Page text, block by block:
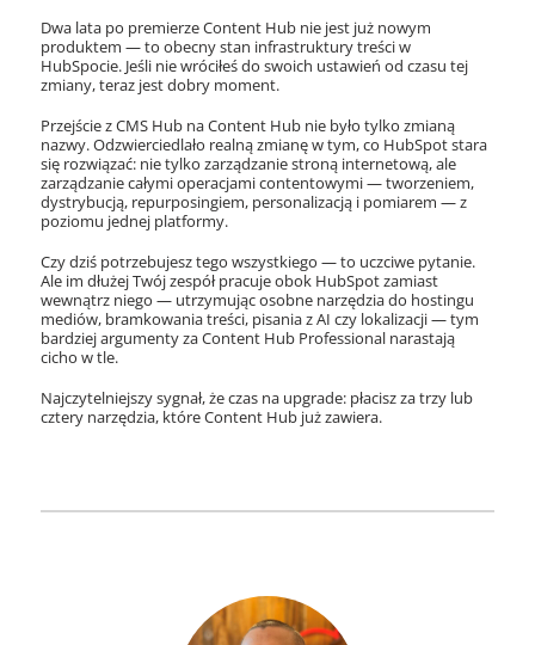
Dwa lata po premierze Content Hub nie jest już nowym
produktem — to obecny stan infrastruktury treści w
HubSpocie. Jeśli nie wróciłeś do swoich ustawień od czasu tej
zmiany, teraz jest dobry moment.
Przejście z CMS Hub na Content Hub nie było tylko zmianą
nazwy. Odzwierciedlało realną zmianę w tym, co HubSpot stara
się rozwiązać: nie tylko zarządzanie stroną internetową, ale
zarządzanie całymi operacjami contentowymi — tworzeniem,
dystrybucją, repurposingiem, personalizacją i pomiarem — z
poziomu jednej platformy.
Czy dziś potrzebujesz tego wszystkiego — to uczciwe pytanie.
Ale im dłużej Twój zespół pracuje obok HubSpot zamiast
wewnątrz niego — utrzymując osobne narzędzia do hostingu
mediów, bramkowania treści, pisania z AI czy lokalizacji — tym
bardziej argumenty za Content Hub Professional narastają
cicho w tle.
Najczytelniejszy sygnał, że czas na upgrade: płacisz za trzy lub
cztery narzędzia, które Content Hub już zawiera.